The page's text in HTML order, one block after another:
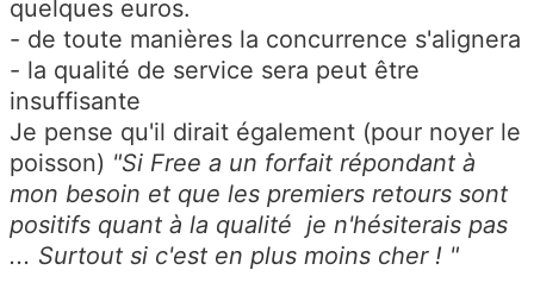
quelques euros.
- de toute manières la concurrence s'alignera
- la qualité de service sera peut être
insuffisante
Je pense qu'il dirait également (pour noyer le
poisson) "Si Free a un forfait répondant à
mon besoin et que les premiers retours sont
positifs quant à la qualité je n'hésiterais pas
... Surtout si c'est en plus moins cher ! "